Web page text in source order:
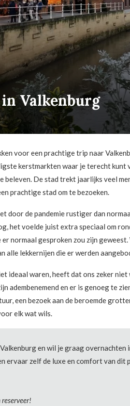
Valkenburg
voor een prachtige trip naar
kerstmarkten waar je terecht kunt
beleven. De stad trekt jaarlijks veel
prachtige stad om te bezoeken.
door de pandemie rustiger dan
het voelde juist extra speciaal om
normaal gesproken zou zijn
alle lekkernijen die er werden
ideaal waren, heeft dat ons zeker
adembenemend en er is genoeg te
een bezoek aan de beroemde
elk wat wils.
en wil je graag overnachten
ervaar zelf de luxe en comfort van